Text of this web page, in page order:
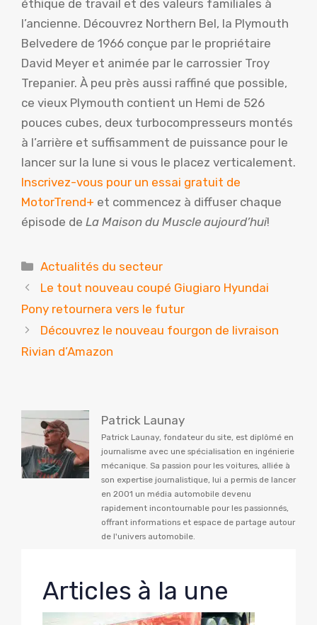
éthique de travail et des valeurs familiales à
l’ancienne. Découvrez Northern Bel, la Plymouth
Belvedere de 1966 conçue par le propriétaire
David Meyer et animée par le carrossier Troy
Trepanier. À peu près aussi raffiné que possible,
ce vieux Plymouth contient un Hemi de 526
pouces cubes, deux turbocompresseurs montés
à l’arrière et suffisamment de puissance pour le
lancer sur la lune si vous le placez verticalement.
Inscrivez-vous pour un essai gratuit de
MotorTrend+ et commencez à diffuser chaque
épisode de La Maison du Muscle aujourd’hui!
Catégories
Actualités du secteur
Le tout nouveau coupé Giugiaro Hyundai
Pony retournera vers le futur
Découvrez le nouveau fourgon de livraison
Rivian d’Amazon
Patrick Launay
Patrick Launay, fondateur du site, est diplômé en
journalisme avec une spécialisation en ingénierie
mécanique. Sa passion pour les voitures, alliée à
son expertise journalistique, lui a permis de lancer
en 2001 un média automobile devenu
rapidement incontournable pour les passionnés,
offrant informations et espace de partage autour
de l'univers automobile.
Articles à la une